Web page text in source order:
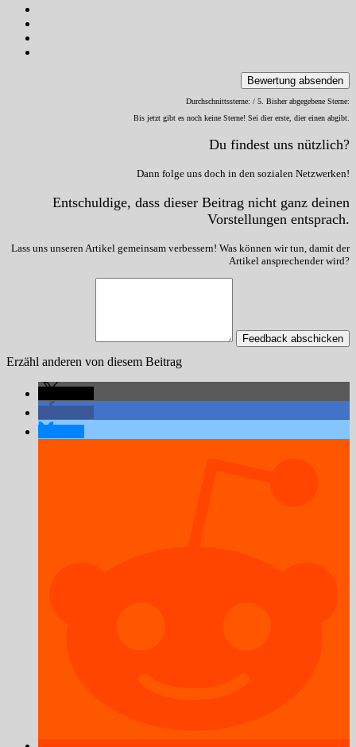
Bewertung absenden
Durchschnittssterne: / 5. Bisher abgegebene Sterne:
Bis jetzt gibt es noch keine Sterne! Sei dier erste, dier einen abgibt.
Du findest uns nützlich?
Dann folge uns doch in den sozialen Netzwerken!
Entschuldige, dass dieser Beitrag nicht ganz deinen
Vorstellungen entsprach.
Lass uns unseren Artikel gemeinsam verbessern! Was können wir tun, damit der
Artikel ansprechender wird?
Feedback abschicken
Erzähl anderen von diesem Beitrag